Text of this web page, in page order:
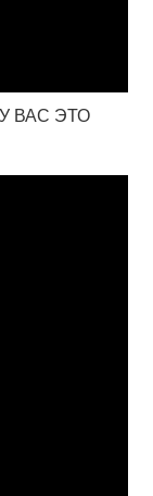
ВАС ЭТО